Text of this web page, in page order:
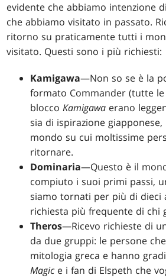
evidente che abbiamo intenzione
che abbiamo visitato in passato.
ritorno su praticamente tutti i
visitato. Questi sono i più richiesti:
Kamigawa—Non so se è la
formato Commander (tutte
bloccoKamigawa erano
sia di ispirazione
mondo su cui moltissime
ritornare.
Dominaria—Questo è il
compiuto i suoi primi passi,
siamo tornati per più di dieci
richiesta più frequente di chi
Theros—Ricevo richieste di
da due gruppi: le persone
mitologia greca e hanno
Magic e i fan di Elspeth che